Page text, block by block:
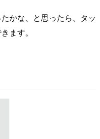
かな、と思ったら、タッ
ます。